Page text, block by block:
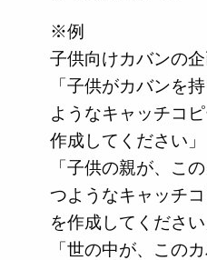
※例
子供向けカバンの
「子供がカバンを
ようなキャッチコ
作成してください」
「子供の親が、こ
つようなキャッチ
を作成してください
「世の中が、この